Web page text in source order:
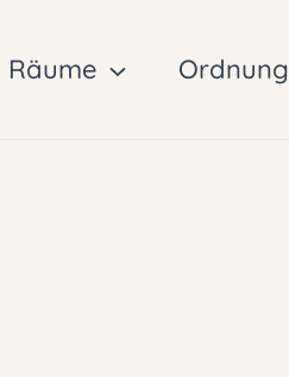
Räume Ordnung